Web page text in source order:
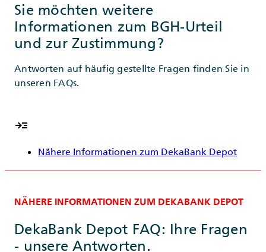
Sie möchten weitere
Informationen zum BGH-Urteil
und zur Zustimmung?
Antworten auf häufig gestellte Fragen finden Sie in
unseren FAQs.
read_more
Nähere Informationen zum DekaBank Depot
NÄHERE INFORMATIONEN ZUM DEKABANK DEPOT
DekaBank Depot FAQ: Ihre Fragen
- unsere Antworten.